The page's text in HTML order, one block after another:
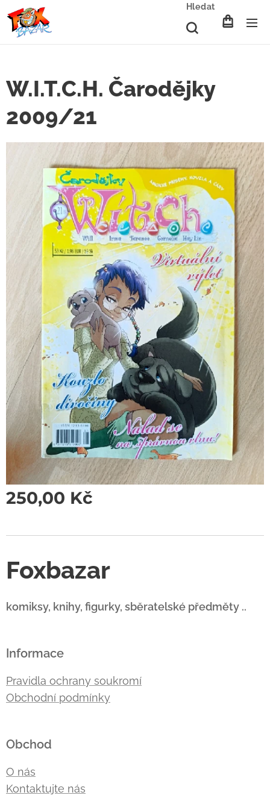
Hledat
W.I.T.C.H. Čarodějky
2009/21
250,00 Kč
Foxbazar
komiksy, knihy, figurky, sběratelské předměty ..
Informace
Pravidla ochrany soukromí
Obchodní podmínky
Obchod
O nás
Kontaktujte nás